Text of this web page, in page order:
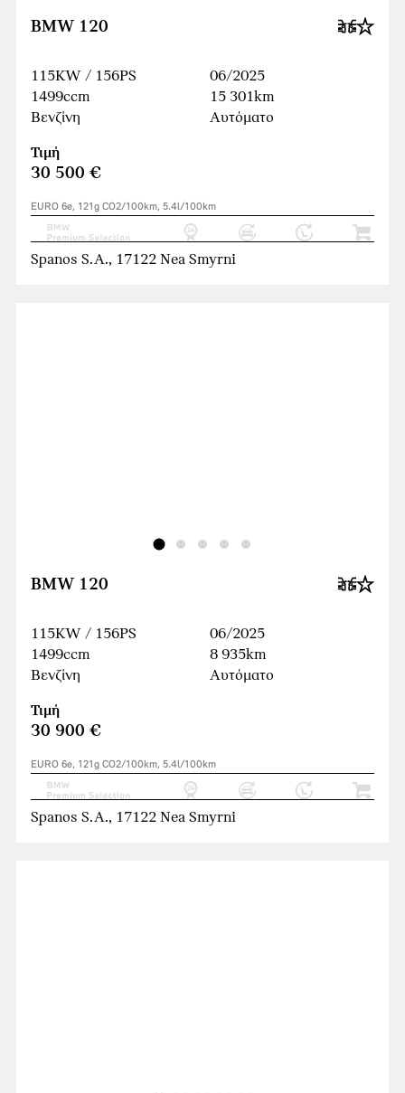
BMW 120
115KW / 156PS
1499ccm
Βενζίνη
06/2025
15 301km
Αυτόματο
Τιμή
30 500 €
EURO 6e, 121g CO2/100km, 5.4l/100km
Spanos S.A., 17122 Nea Smyrni
BMW 120
115KW / 156PS
1499ccm
Βενζίνη
06/2025
8 935km
Αυτόματο
Τιμή
30 900 €
EURO 6e, 121g CO2/100km, 5.4l/100km
Spanos S.A., 17122 Nea Smyrni